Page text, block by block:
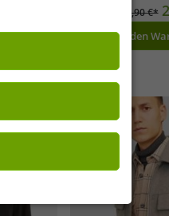
79,90 €*
In den
-70%